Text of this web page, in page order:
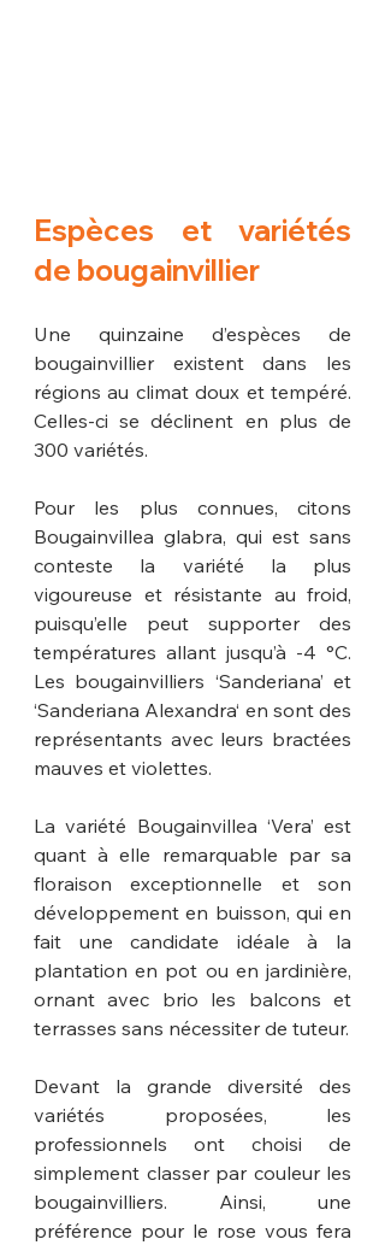
Espèces et variétés
de bougainvillier
Une quinzaine d’espèces de
bougainvillier existent dans les
régions au climat doux et tempéré.
Celles-ci se déclinent en plus de
300 variétés.
Pour les plus connues, citons
Bougainvillea glabra, qui est sans
conteste la variété la plus
vigoureuse et résistante au froid,
puisqu’elle peut supporter des
températures allant jusqu’à -4 °C.
Les bougainvilliers ‘Sanderiana’ et
‘Sanderiana Alexandra‘ en sont des
représentants avec leurs bractées
mauves et violettes.
La variété Bougainvillea ‘Vera’ est
quant à elle remarquable par sa
floraison exceptionnelle et son
développement en buisson, qui en
fait une candidate idéale à la
plantation en pot ou en jardinière,
ornant avec brio les balcons et
Devant la grande diversité des
variétés proposées, les
professionnels ont choisi de
simplement classer par couleur les
bougainvilliers. Ainsi, une
préférence pour le rose vous fera